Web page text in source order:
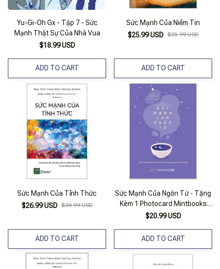
Yu-Gi-Oh Gx - Tập 7 - Sức
Mạnh Thật Sự Của Nhà Vua
$18.99 USD
ADD TO CART
Sức Mạnh Của Niềm Tin
$25.99 USD $35.99 USD
ADD TO CART
Sức Mạnh Của Tỉnh Thức
$26.99 USD $36.99 USD
ADD TO CART
Sức Mạnh Của Ngôn Từ - Tặng
Kèm 1 Photocard Mintbooks
Limited
$20.99 USD
ADD TO CART